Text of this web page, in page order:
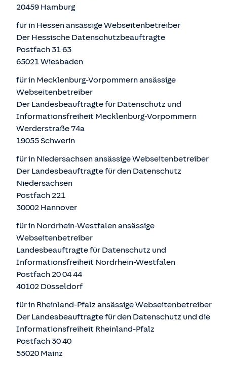
20459 Hamburg
für in Hessen ansässige Webseitenbetreiber
Der Hessische Datenschutzbeauftragte
Postfach 31 63
65021 Wiesbaden
für in Mecklenburg-Vorpommern ansässige
Webseitenbetreiber
Der Landesbeauftragte für Datenschutz und
Informationsfreiheit Mecklenburg-Vorpommern
Werderstraße 74a
19055 Schwerin
für in Niedersachsen ansässige Webseitenbetreiber
Der Landesbeauftragte für den Datenschutz
Niedersachsen
Postfach 221
30002 Hannover
für in Nordrhein-Westfalen ansässige
Webseitenbetreiber
Landesbeauftragte für Datenschutz und
Informationsfreiheit Nordrhein-Westfalen
Postfach 20 04 44
40102 Düsseldorf
für in Rheinland-Pfalz ansässige Webseitenbetreiber
Der Landesbeauftragte für den Datenschutz und die
Informationsfreiheit Rheinland-Pfalz
Postfach 30 40
55020 Mainz